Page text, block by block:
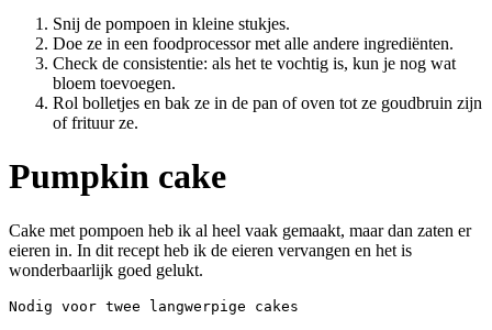
Snij de pompoen in kleine stukjes.
Doe ze in een foodprocessor met alle andere ingrediënten.
Check de consistentie: als het te vochtig is, kun je nog wat
bloem toevoegen.
Rol bolletjes en bak ze in de pan of oven tot ze goudbruin zijn
of frituur ze.
Pumpkin cake
Cake met pompoen heb ik al heel vaak gemaakt, maar dan zaten er
eieren in. In dit recept heb ik de eieren vervangen en het is
wonderbaarlijk goed gelukt.
Nodig voor twee langwerpige cakes